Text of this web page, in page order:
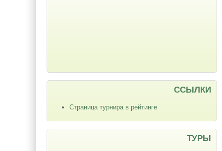
ССЫЛКИ
Страница турнира в рейтинге
ТУРЫ